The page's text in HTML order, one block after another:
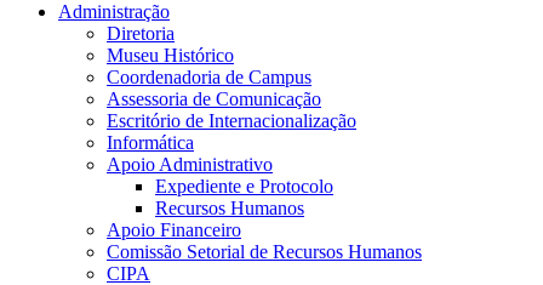
Administração
Diretoria
Museu Histórico
Coordenadoria de Campus
Assessoria de Comunicação
Escritório de Internacionalização
Informática
Apoio Administrativo
Expediente e Protocolo
Recursos Humanos
Apoio Financeiro
Comissão Setorial de Recursos Humanos
CIPA